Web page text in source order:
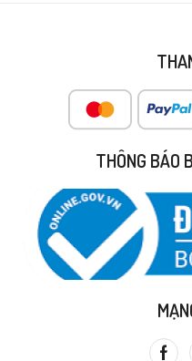
THÔNG BÁO